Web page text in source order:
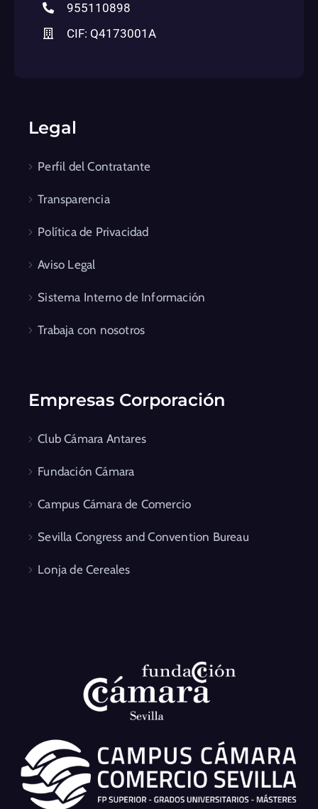
955110898
CIF: Q4173001A
Legal
Perfil del Contratante
Transparencia
Política de Privacidad
Aviso Legal
Sistema Interno de Información
Trabaja con nosotros
Empresas Corporación
Club Cámara Antares
Fundación Cámara
Campus Cámara de Comercio
Sevilla Congress and Convention Bureau
Lonja de Cereales